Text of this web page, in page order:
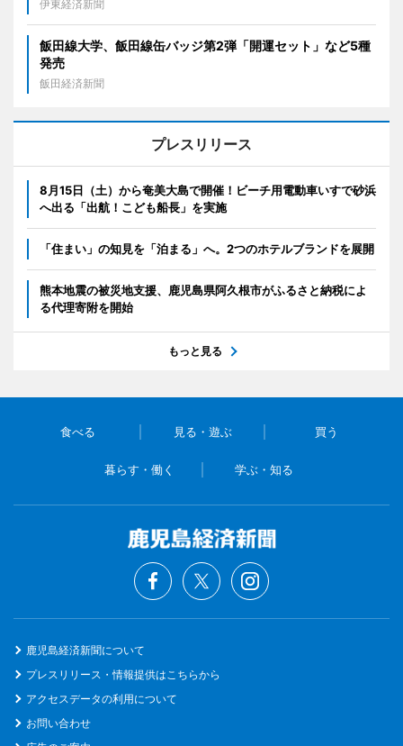
伊東経済新聞
飯田線大学、飯田線缶バッジ第2弾「開運セット」など5種
発売
飯田経済新聞
プレスリリース
8月15日（土）から奄美大島で開催！ビーチ用電動車いすで砂浜
へ出る「出航！こども船長」を実施
「住まい」の知見を「泊まる」へ。2つのホテルブランドを展開
熊本地震の被災地支援、鹿児島県阿久根市がふるさと納税によ
る代理寄附を開始
もっと見る
食べる 見る・遊ぶ 買う
暮らす・働く 学ぶ・知る
鹿児島経済新聞について
プレスリリース・情報提供はこちらから
アクセスデータの利用について
お問い合わせ